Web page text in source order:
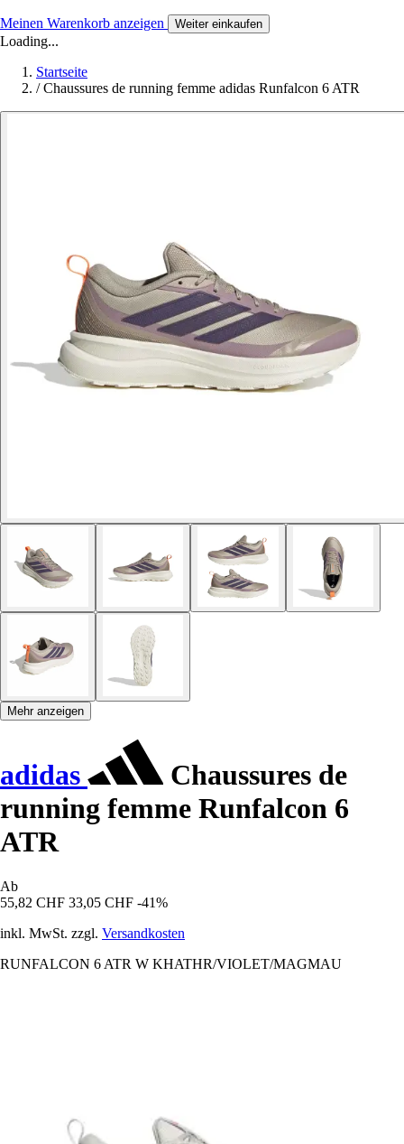
Meinen Warenkorb anzeigen Weiter einkaufen
Loading...
Startseite
/ Chaussures de running femme adidas Runfalcon 6 ATR
Mehr anzeigen
adidas
Chaussures de
running femme Runfalcon 6
ATR
Ab
55,82 CHF 33,05 CHF -41%
inkl. MwSt. zzgl. Versandkosten
RUNFALCON 6 ATR W KHATHR/VIOLET/MAGMAU